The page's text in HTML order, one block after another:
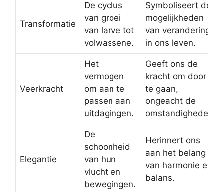
Transformatie
De cyclus
van groei
van larve tot
volwassene.
Symboliseert de
mogelijkheden
van verandering
in ons leven.
Veerkracht
Het
vermogen
om aan te
passen aan
uitdagingen.
Geeft ons de
kracht om door
te gaan,
ongeacht de
omstandigheden.
Elegantie
De
schoonheid
van hun
vlucht en
bewegingen.
Herinnert ons
aan het belang
van harmonie en
balans.